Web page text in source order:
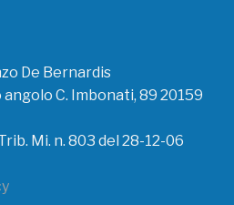
De Bernardis
C. Imbonati, 89 20159
Mi. n. 803 del 28-12-06